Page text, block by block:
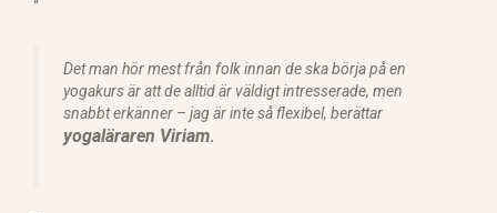
“
Det man hör mest från folk innan de ska börja på en
yogakurs är att de alltid är väldigt intresserade, men
snabbt erkänner – jag är inte så flexibel, berättar
yogaläraren Viriam.